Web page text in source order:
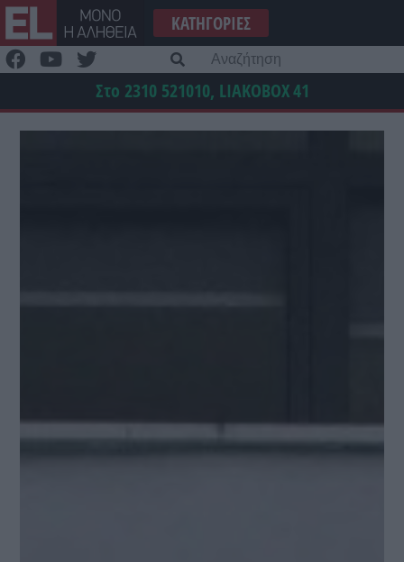
Μετάβαση
στο
περιεχόμενο
ΚΑΤΗΓΟΡΊΕΣ
Στο 2310 521010, LIAKOBOX41